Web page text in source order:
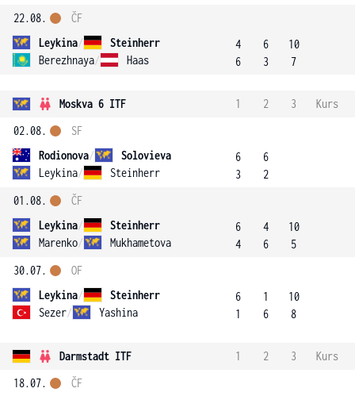
22.08.
Leykina/
Steinherr
Berezhnaya/ Haas
ČF
4
6
6
3
10
7
Moskva 6 ITF 1 2 3
Kurs
02.08.
Rodionova/
Solovieva
Leykina/ Steinherr
SF
6
3
6
2
01.08.
Leykina/
Steinherr
Marenko/ Mukhametova
ČF
6
4
4
6
10
5
30.07.
Leykina/
Steinherr
Sezer/ Yashina
OF
6
1
1
6
10
8
Darmstadt ITF 1 2 3
Kurs
18.07.
ČF